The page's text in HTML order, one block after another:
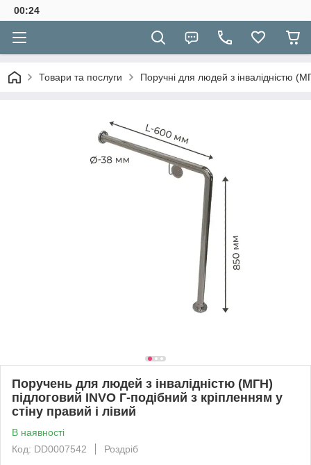
00:24
Товари та послуги Поручні для людей з інвалідністю
Поручень для людей з інвалідністю (МГН)
підлоговий INVO Г-подібний з кріпленням у
стіну правий і лівий
В наявності
Код: DD0007542
Роздріб